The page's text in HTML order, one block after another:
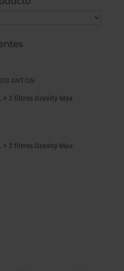
ANTON
+ 2 filtros Gravity Max
+ 2 filtros Gravity Max